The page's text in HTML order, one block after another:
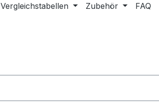
Vergleichstabellen Zubehör FAQ